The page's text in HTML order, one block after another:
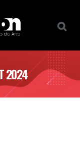
2024